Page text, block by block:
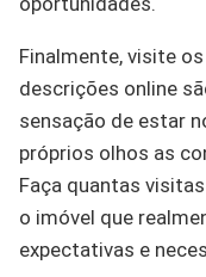
Finalmente, visite
descrições online
sensação de estar
próprios olhos as
Faça quantas
o imóvel que
expectativas e